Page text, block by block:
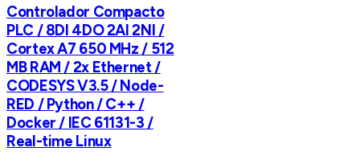
Controlador Compacto
PLC / 8DI 4DO 2AI 2NI /
Cortex A7 650 MHz / 512
MB RAM / 2x Ethernet /
CODESYS V3.5 / Node-
RED / Python / C++ /
Docker / IEC 61131-3 /
Real-time Linux